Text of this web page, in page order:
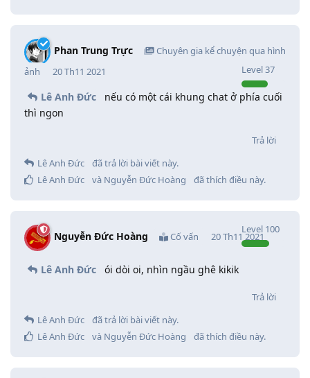
Phan Trung Trực
Chuyên gia kể chuyện qua hình
ảnh
Level37
20 Th11 2021
Lê Anh Đức
nếu có một cái khung chat ở phía cuối
thì ngon
Trả lời
Lê Anh Đức
đã trả lời bài viết này.
Lê Anh Đức
và Nguyễn Đức Hoàng đã thích điều này.
Nguyễn Đức Hoàng Cố vấn
Level 100
20 Th11 2021
Lê Anh Đức ói dòi oi, nhìn ngầu ghê kikik
Trả lời
Lê Anh Đức
đã trả lời bài viết này.
Lê Anh Đức
và Nguyễn Đức Hoàng đã thích điều này.